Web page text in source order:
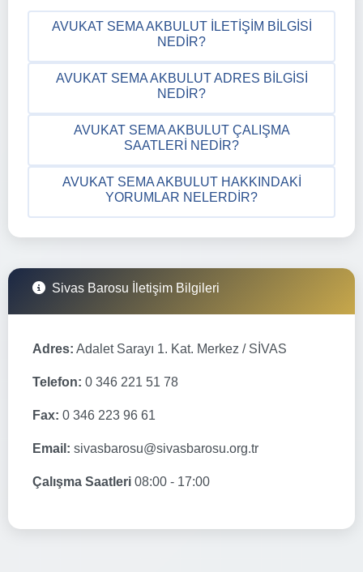
AVUKAT SEMA AKBULUT İLETIŞIM BILGISI
NEDIR?
AVUKAT SEMA AKBULUT ADRES BILGISI
NEDIR?
AVUKAT SEMA AKBULUT ÇALIŞMA
SAATLERI NEDIR?
AVUKAT SEMA AKBULUT HAKKINDAKI
YORUMLAR NELERDIR?
Sivas Barosu İletişim Bilgileri
Adres: Adalet Sarayı 1. Kat. Merkez / SİVAS
Telefon: 0 346 221 51 78
Fax: 0 346 223 96 61
Email: sivasbarosu@sivasbarosu.org.tr
Çalışma Saatleri 08:00 - 17:00